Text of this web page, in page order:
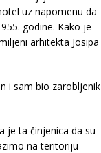
uz napomenu da
godine. Kako je
arhitekta Josipa
i sam bio zarobljenik
je ta činjenica da su
na teritoriju